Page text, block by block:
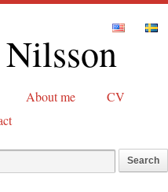
Nilsson
About me
CV